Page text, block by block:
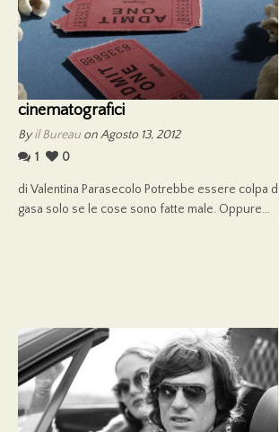
cinematografici
Byil Bureau on Agosto 13, 2012
1
0
di Valentina Parasecolo Potrebbe essere colpa
gasa solo se le cose sono fatte male. Oppure...